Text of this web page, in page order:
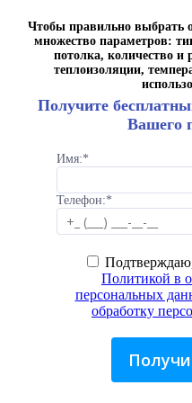
Чтобы правильно выбрать
множество параметров:
потолка, количество и
теплоизоляции,
Получите
Вашего
Имя:*
Телефон:*
Политикой в
персональных
обработку